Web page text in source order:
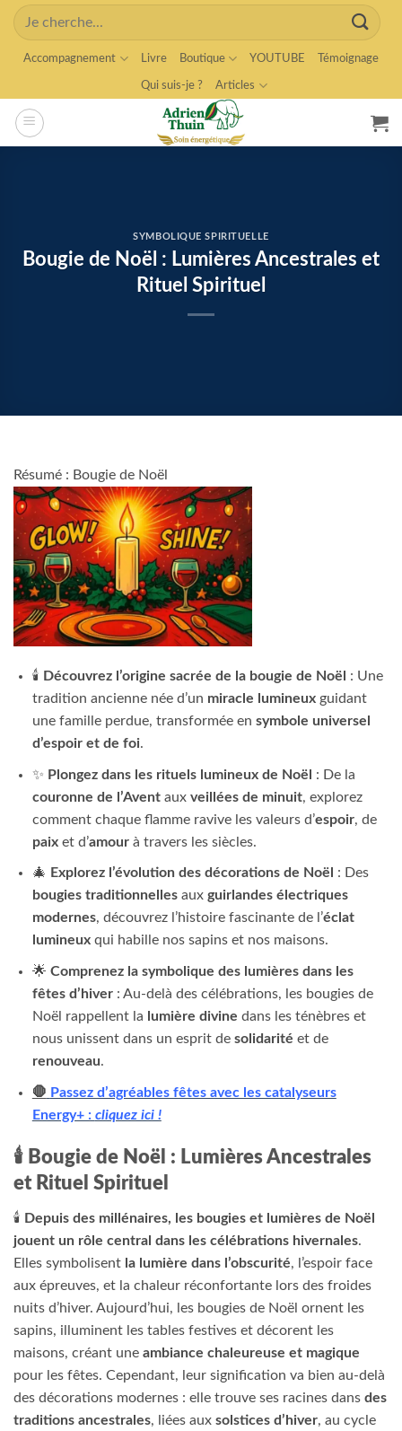
Skip
content
Search
for:
Accompagnement Livre Boutique YOUTUBE Témoignage
Qui suis-je ? Articles
SYMBOLIQUE SPIRITUELLE
Bougie de Noël : Lumières Ancestrales et
Rituel Spirituel
Résumé : Bougie de Noël
🕯️ Découvrez l’origine sacrée de la bougie de Noël
: Une
tradition ancienne née d’un miracle lumineuxguidant
une famille perdue, transformée en symbole universel
d’espoir et de foi.
✨ Plongez dans les rituels lumineux de Noël
: De la
couronne de l’Aventaux veillées de minuit, explorez
comment chaque flamme ravive les valeurs d’espoir, de
paixet d’amourà travers les siècles.
🎄 Explorez l’évolution des décorations de Noël
: Des
bougies traditionnellesaux guirlandes électriques
modernes, découvrez l’histoire fascinante de l’éclat
lumineuxqui habille nos sapins et nos maisons.
🌟 Comprenez la symbolique des lumières dans les
fêtes d’hiver: Au-delà des célébrations, les bougies de
Noël rappellent la
lumière divine dans les ténèbres et
nous unissent dans un esprit de solidarité et de
renouveau.
🛑 Passez d’agréables fêtes avec les catalyseurs
Energy+ : cliquez ici !
🕯️ Bougie de Noël : Lumières Ancestrales
et Rituel Spirituel
🕯️ Depuis des millénaires, les bougies et lumières de Noël
jouent un rôle central dans les célébrations hivernales.
Elles symbolisent la lumière dans l’obscurité, l’espoir face
aux épreuves, et la chaleur réconfortante lors des froides
nuits d’hiver. Aujourd’hui, les bougies de Noël ornent les
sapins, illuminent les tables festives et décorent les
maisons, créant une ambiance chaleureuse et magique
pour les fêtes. Cependant, leur signification va bien au-delà
des décorations modernes : elle trouve ses racines dans des
traditions ancestrales, liées aux solstices d’hiver, au cycle